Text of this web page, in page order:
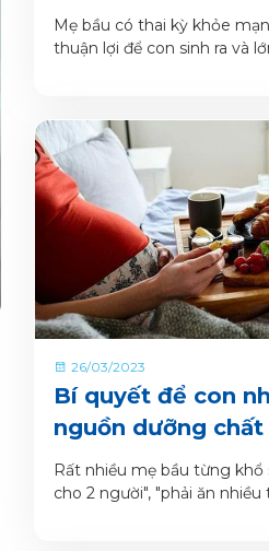
mạnh, thai nhi
diện
Mẹ bầu có thai kỳ khỏe
thuận lợi để con sinh ra và
26/03/2023
Bí quyết để con
nguồn dưỡng
trong bụng mẹ
Rất nhiều mẹ bầu từng khổ
cho 2 người", "phải ăn